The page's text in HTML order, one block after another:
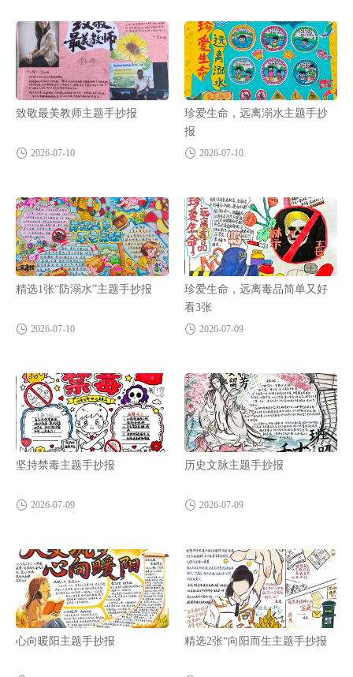
致敬最美教师主题手抄报
2026-07-10
珍爱生命，远离溺水主题手抄
报
2026-07-10
精选1张“防溺水”主题手抄报
2026-07-10
珍爱生命，远离毒品简单又好
看3张
2026-07-09
坚持禁毒主题手抄报
2026-07-09
历史文脉主题手抄报
2026-07-09
心向暖阳主题手抄报 精选2张“向阳而生主题手抄报